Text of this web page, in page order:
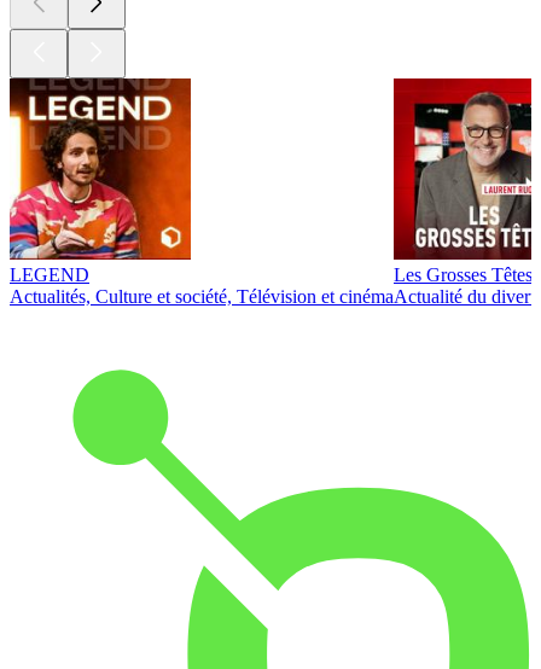
LEGEND
Actualités, Culture et société, Télévision et cinéma
Les Grosses Têtes
Actualité du